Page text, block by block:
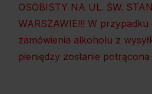
OSOBISTY NA UL. ŚW.
WARSZAWIE!!! W przypadku
zamówienia alkoholu z
pieniędzy zostanie